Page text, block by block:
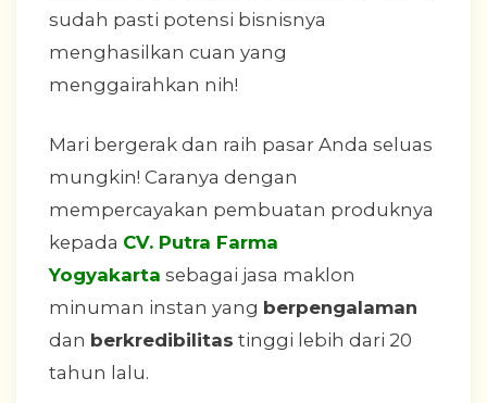
sudah pasti potensi bisnisnya
menghasilkan cuan yang
menggairahkan nih!
Mari bergerak dan raih pasar Anda seluas
mungkin! Caranya dengan
mempercayakan pembuatan produknya
kepada CV. Putra Farma
Yogyakarta sebagai jasa maklon
minuman instan yang berpengalaman
dan berkredibilitas tinggi lebih dari 20
tahun lalu.